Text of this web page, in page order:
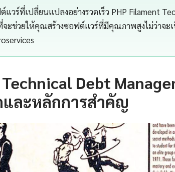
วร์ที่เปลี่ยนแปลงอย่างรวดเร็ว PHP Filament
ะช่วยให้คุณสร้างซอฟต์แวร์ที่มีคุณภาพสูงไม่ว่าจะ
Debt
ละหลักการสำคัญ